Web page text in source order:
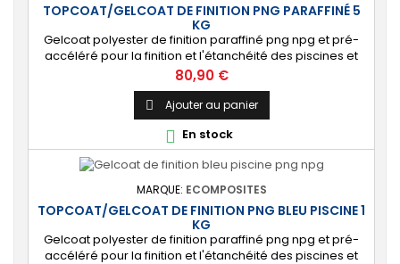
TOPCOAT/GELCOAT DE FINITION PNG PARAFFINÉ 5
KG
Gelcoat polyester de finition paraffiné png npg et pré-
accéléré pour la finition et l'étanchéité des piscines et
bassins. [Finition] : Fournit une couche extérieure lisse
brillante qualité immersion. [Étanche] : Étanchéifie votre
stratification résine et fibre de verre. Livré avec son
catalyseur PMEC 10 cl Couleurs : blanc, noir, incolore, vert,
nuances...
Prix
80,90 €
 Ajouter au panier
 En stock
MARQUE: ECOMPOSITES
TOPCOAT/GELCOAT DE FINITION PNG BLEU PISCINE 1
KG
Gelcoat polyester de finition paraffiné png npg et pré-
accéléré pour la finition et l'étanchéité des piscines et